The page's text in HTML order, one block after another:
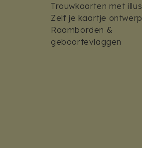
Trouwkaarten met
Zelf je kaartje
Raamborden &
geboortevlaggen